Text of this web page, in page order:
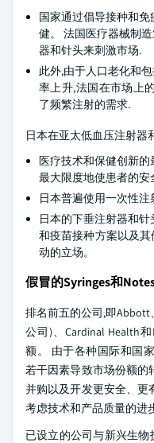
国家通过倡导接种和
健。 法国医疗器械制
器和针头来刺激市场.
此外,由于人口老化和
率上升,法国在市场上
了频繁注射的需求.
日本在亚太低血压注射器
医疗技术和保健创新
最大限度地使患者的安
日本普遍使用一次性注
日本的下垂注射器和
和疫苗接种方案以及
动的立场。
假冒的Syringes和
排名前五的公司,即Abbott
公司)、Cardinal Health
额。 由于各种国际和国
若干因素导致市场份额的
并购以及开发更安全、更
考虑技术和产品质量的进
已设立的公司与新兴生